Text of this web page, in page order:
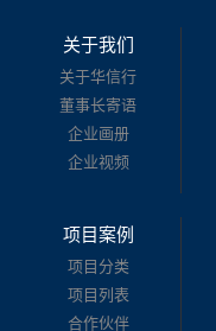
关于我们
关于华信行
董事长寄语
企业画册
企业视频
项目案例
项目分类
项目列表
合作伙伴